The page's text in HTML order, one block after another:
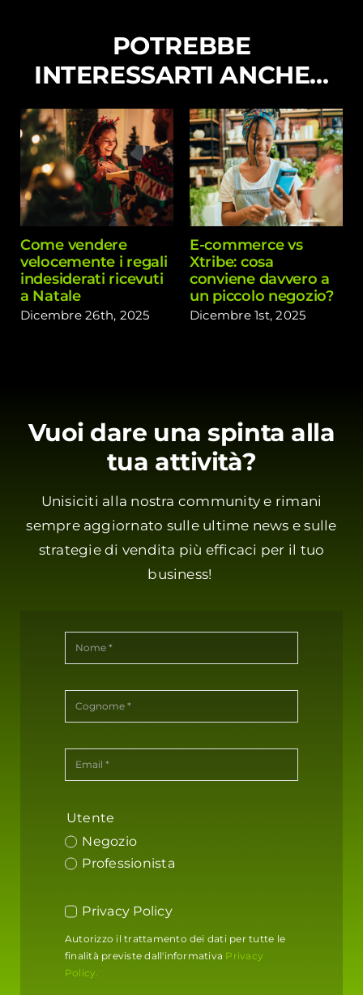
POTREBBE
INTERESSARTI ANCHE…
Come vendere
velocemente i regali
indesiderati ricevuti
a Natale
Dicembre 26th, 2025
E-commerce vs
Xtribe: cosa
conviene davvero a
un piccolo negozio?
Dicembre 1st, 2025
Vuoi dare una spinta alla
tua attività?
Unisiciti alla nostra community e rimani
sempre aggiornato sulle ultime news e sulle
strategie di vendita più efficaci per il tuo
business!
Utente
Negozio
Professionista
Privacy Policy
Autorizzo il trattamento dei dati per tutte le
finalità previste dall'informativa Privacy
Policy.